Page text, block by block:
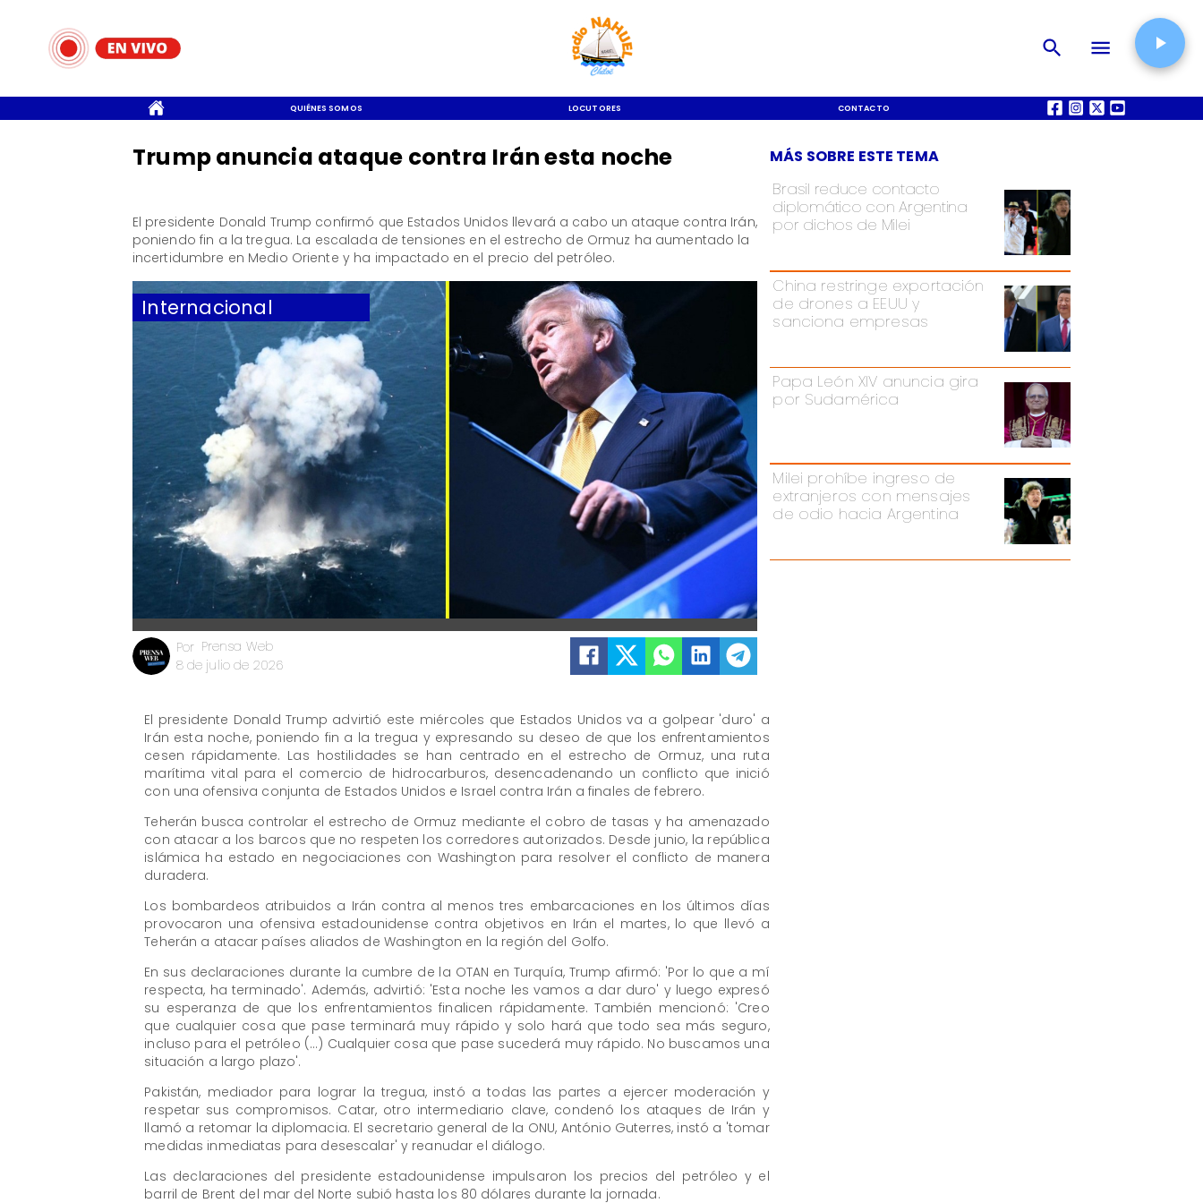
QUIÉNES SOMOS LOCUTORES CONTACTO QUIÉNES SOMOS
Internacional
Prensa Web
Por
8 de julio de 2026
Brasil reduce contacto
diplomático con Argentina
por dichos de Milei
China restringe exportación
de drones a EEUU y
sanciona empresas
Papa León XIV anuncia gira
por Sudamérica
Milei prohíbe ingreso de
extranjeros con mensajes
de odio hacia Argentina
MÁS SOBRE ESTE TEMA
Trump anuncia ataque contra Irán esta noche
El presidente Donald Trump confirmó que Estados Unidos llevará a cabo un ataque contra Irán,
poniendo fin a la tregua. La escalada de tensiones en el estrecho de Ormuz ha aumentado la
incertidumbre en Medio Oriente y ha impactado en el precio del petróleo.
El presidente Donald Trump advirtió este miércoles que Estados Unidos va a golpear 'duro' a
Irán esta noche, poniendo fin a la tregua y expresando su deseo de que los enfrentamientos
cesen rápidamente. Las hostilidades se han centrado en el estrecho de Ormuz, una ruta
marítima vital para el comercio de hidrocarburos, desencadenando un conflicto que inició
con una ofensiva conjunta de Estados Unidos e Israel contra Irán a finales de febrero.
Teherán busca controlar el estrecho de Ormuz mediante el cobro de tasas y ha amenazado
con atacar a los barcos que no respeten los corredores autorizados. Desde junio, la república
islámica ha estado en negociaciones con Washington para resolver el conflicto de manera
duradera.
Los bombardeos atribuidos a Irán contra al menos tres embarcaciones en los últimos días
provocaron una ofensiva estadounidense contra objetivos en Irán el martes, lo que llevó a
Teherán a atacar países aliados de Washington en la región del Golfo.
En sus declaraciones durante la cumbre de la OTAN en Turquía, Trump afirmó: 'Por lo que a mí
respecta, ha terminado'. Además, advirtió: 'Esta noche les vamos a dar duro' y luego expresó
su esperanza de que los enfrentamientos finalicen rápidamente. También mencionó: 'Creo
que cualquier cosa que pase terminará muy rápido y solo hará que todo sea más seguro,
incluso para el petróleo (...) Cualquier cosa que pase sucederá muy rápido. No buscamos una
situación a largo plazo'.
Pakistán, mediador para lograr la tregua, instó a todas las partes a ejercer moderación y
respetar sus compromisos. Catar, otro intermediario clave, condenó los ataques de Irán y
llamó a retomar la diplomacia. El secretario general de la ONU, António Guterres, instó a 'tomar
medidas inmediatas para desescalar' y reanudar el diálogo.
Las declaraciones del presidente estadounidense impulsaron los precios del petróleo y el
barril de Brent del mar del Norte subió hasta los 80 dólares durante la jornada.